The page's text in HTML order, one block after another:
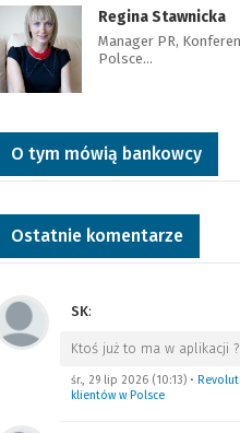
Regina Stawnicka
Manager PR,
Polsce…
O tym mówią bankowcy
Ostatnie komentarze
SK:
Ktoś już to ma w aplikacji ?
śr., 29 lip 2026 (10:13) •
klientów w Polsce